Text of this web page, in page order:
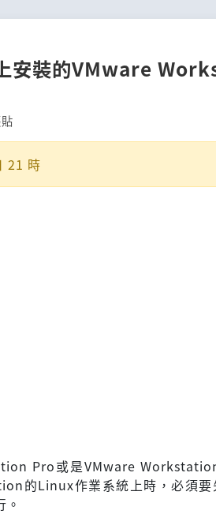
安裝的VMware
21 時
Pro或是VMware
的Linux作業系統上時，必須要